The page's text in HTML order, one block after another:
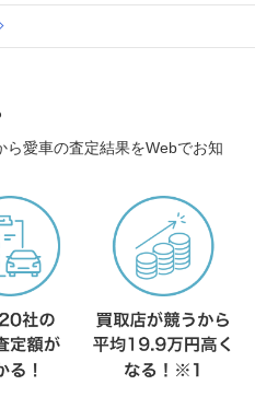
ら愛車の査定結果をWebでお知